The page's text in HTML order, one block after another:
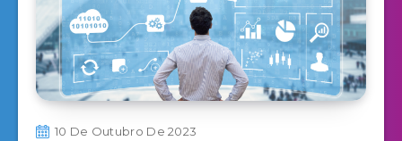
10 De Outubro De 2023